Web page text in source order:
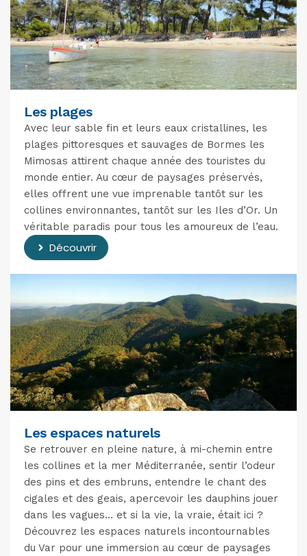
Les plages
Avec leur sable fin et leurs eaux cristallines, les
plages pittoresques et sauvages de Bormes les
Mimosas attirent chaque année des touristes du
monde entier. Au cœur de paysages préservés,
elles offrent une vue imprenable tantôt sur les
collines environnantes, tantôt sur les Iles d’Or. Un
véritable paradis pour tous les amoureux de l’eau.
Découvrir
Les espaces naturels
Se retrouver en pleine nature, à mi-chemin entre
les collines et la mer Méditerranée, sentir l’odeur
des pins et des embruns, entendre le chant des
cigales et des geais, apercevoir les dauphins jouer
dans les vagues… et si la vie, la vraie, était ici ?
Découvrez les espaces naturels incontournables
du Var pour une immersion au cœur de paysages